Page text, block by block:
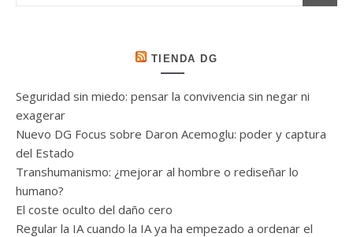
TIENDA DG
Seguridad sin miedo: pensar la convivencia sin negar ni
exagerar
Nuevo DG Focus sobre Daron Acemoglu: poder y captura
del Estado
Transhumanismo: ¿mejorar al hombre o rediseñar lo
humano?
El coste oculto del daño cero
Regular la IA cuando la IA ya ha empezado a ordenar el